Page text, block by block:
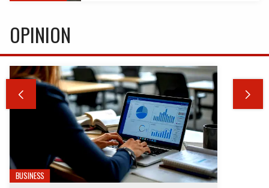
OPINION
 
BUSINESS